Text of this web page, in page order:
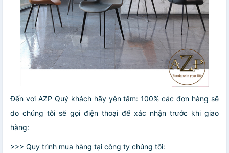
Đến vơi AZP Quý khách hãy yên tâm: 100% các đơn hàng sẽ
do chúng tôi sẽ gọi điện thoại để xác nhận trước khi giao
hàng:
>>> Quy trình mua hàng tại công ty chúng tôi: